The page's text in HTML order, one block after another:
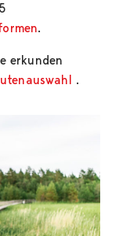
.
erkunden
.